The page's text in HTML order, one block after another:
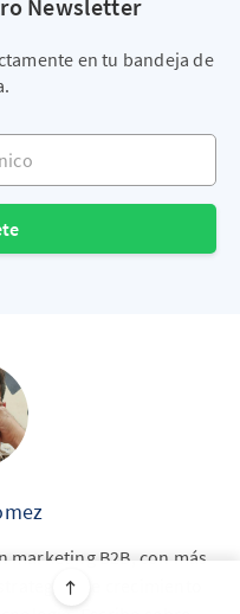
Newsletter
en tu bandeja de
marketing B2B, con más
de crecimiento